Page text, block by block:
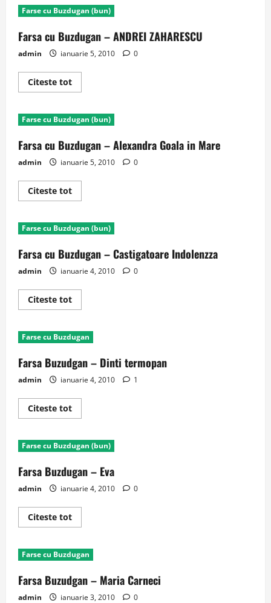
Facts
65-
Farse cu Buzdugan (bun)
Farsa cu Buzdugan – ANDREI ZAHARESCU
admin ianuarie 5, 2010 0
Citeste totRead
more
cu
Buzdugan
ANDREI
ZAHARESCU
Farse cu Buzdugan (bun)
Farsa cu Buzdugan – Alexandra Goala in Mare
admin ianuarie 5, 2010 0
Citeste totRead
more
cu
Buzdugan
Alexandra
Goala
Mare
Farse cu Buzdugan (bun)
Farsa cu Buzdugan – Castigatoare Indolenzza
admin ianuarie 4, 2010 0
Citeste totRead
more
cu
Buzdugan
Castigatoare
Indolenzza
Farse cu Buzdugan
Farsa Buzudgan – Dinti termopan
admin ianuarie 4, 2010 1
Citeste totRead
more
Buzudgan
–
termopan
Farse cu Buzdugan (bun)
Farsa Buzdugan – Eva
admin ianuarie 4, 2010 0
Citeste totRead
more
Buzdugan
–
Farse cu Buzdugan
Farsa Buzudgan – Maria Carneci
admin ianuarie 3, 2010 0